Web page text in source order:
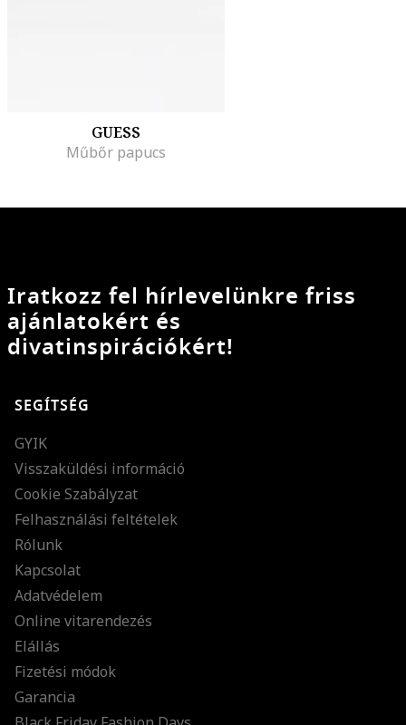
GUESS
Műbőr papucs
Iratkozz fel hírlevelünkre friss
ajánlatokért és
divatinspirációkért!
SEGÍTSÉG
GYIK
Visszaküldési információ
Cookie Szabályzat
Felhasználási feltételek
Rólunk
Kapcsolat
Adatvédelem
Online vitarendezés
Elállás
Fizetési módok
Garancia